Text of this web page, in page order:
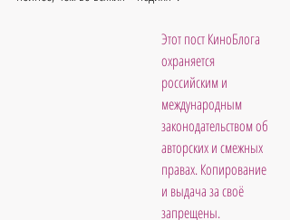
Этот пост КиноБлога
охраняется
российским и
международным
законодательством об
авторских и смежных
правах. Копирование
и выдача за своё
запрещены.